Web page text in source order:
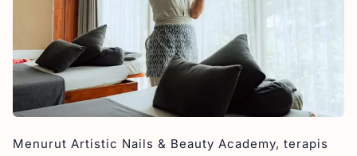
Menurut Artistic Nails & Beauty Academy, terapis